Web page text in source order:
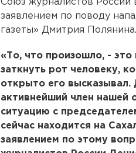
Союз журналистов
заявлением по поводу
газеты» Дмитрия Полянина.
«То, что произошло, - это
заткнуть рот человеку,
открыто его высказывал.
активнейший член нашей
ситуацию с
сейчас находится на
заявлением по этому